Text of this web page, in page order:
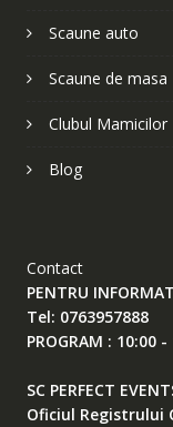
Scaune auto
Scaune de masa
Clubul Mamicilor
Blog
Contact
PENTRU
Tel: 0763957888
PROGRAM : 10:00 -
SC PERFECT
Oficiul Registrului